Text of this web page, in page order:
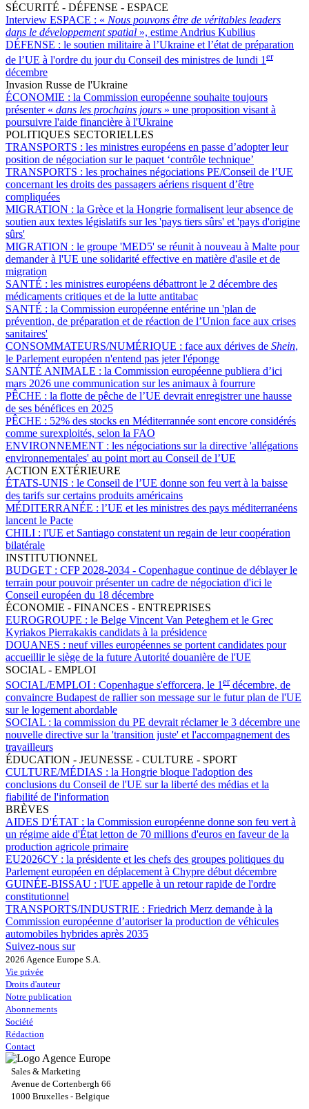
SÉCURITÉ - DÉFENSE - ESPACE
Interview ESPACE : « Nous pouvons être de véritables leaders
dans le développement spatial », estime Andrius Kubilius
DÉFENSE : le soutien militaire à l’Ukraine et l’état de préparation
de l’UE à l'ordre du jour du Conseil des ministres de lundi 1 er
décembre
Invasion Russe de l'Ukraine
ÉCONOMIE : la Commission européenne souhaite toujours
présenter « dans les prochains jours » une proposition visant à
poursuivre l'aide financière à l'Ukraine
POLITIQUES SECTORIELLES
TRANSPORTS : les ministres européens en passe d’adopter leur
position de négociation sur le paquet ‘contrôle technique’
TRANSPORTS : les prochaines négociations PE/Conseil de l’UE
concernant les droits des passagers aériens risquent d’être
compliquées
MIGRATION : la Grèce et la Hongrie formalisent leur absence de
soutien aux textes législatifs sur les 'pays tiers sûrs' et 'pays d'origine
sûrs'
MIGRATION : le groupe 'MED5' se réunit à nouveau à Malte pour
demander à l'UE une solidarité effective en matière d'asile et de
migration
SANTÉ : les ministres européens débattront le 2 décembre des
médicaments critiques et de la lutte antitabac
SANTÉ : la Commission européenne entérine un 'plan de
prévention, de préparation et de réaction de l’Union face aux crises
sanitaires'
CONSOMMATEURS/NUMÉRIQUE : face aux dérives de Shein,
le Parlement européen n'entend pas jeter l'éponge
SANTÉ ANIMALE : la Commission européenne publiera d’ici
mars 2026 une communication sur les animaux à fourrure
PÊCHE : la flotte de pêche de l’UE devrait enregistrer une hausse
de ses bénéfices en 2025
PÊCHE : 52% des stocks en Méditerrannée sont encore considérés
comme surexploités, selon la FAO
ENVIRONNEMENT : les négociations sur la directive 'allégations
environnementales' au point mort au Conseil de l’UE
ACTION EXTÉRIEURE
ÉTATS-UNIS : le Conseil de l’UE donne son feu vert à la baisse
des tarifs sur certains produits américains
MÉDITERRANÉE : l’UE et les ministres des pays méditerranéens
lancent le Pacte
CHILI : l'UE et Santiago constatent un regain de leur coopération
bilatérale
INSTITUTIONNEL
BUDGET : CFP 2028-2034 - Copenhague continue de déblayer le
terrain pour pouvoir présenter un cadre de négociation d'ici le
Conseil européen du 18 décembre
ÉCONOMIE - FINANCES - ENTREPRISES
EUROGROUPE : le Belge Vincent Van Peteghem et le Grec
Kyriakos Pierrakakis candidats à la présidence
DOUANES : neuf villes européennes se portent candidates pour
accueillir le siège de la future Autorité douanière de l'UE
SOCIAL - EMPLOI
SOCIAL/EMPLOI : Copenhague s'efforcera, le 1erdécembre, de
convaincre Budapest de rallier son message sur le futur plan de l'UE
sur le logement abordable
SOCIAL : la commission du PE devrait réclamer le 3 décembre une
nouvelle directive sur la 'transition juste' et l'accompagnement des
travailleurs
ÉDUCATION - JEUNESSE - CULTURE - SPORT
CULTURE/MÉDIAS : la Hongrie bloque l'adoption des
conclusions du Conseil de l'UE sur la liberté des médias et la
fiabilité de l'information
BRÈVES
AIDES D'ÉTAT : la Commission européenne donne son feu vert à
un régime aide d'État letton de 70 millions d'euros en faveur de la
production agricole primaire
EU2026CY : la présidente et les chefs des groupes politiques du
Parlement européen en déplacement à Chypre début décembre
GUINÉE-BISSAU : l'UE appelle à un retour rapide de l'ordre
constitutionnel
TRANSPORTS/INDUSTRIE : Friedrich Merz demande à la
Commission européenne d’autoriser la production de véhicules
automobiles hybrides après 2035
Suivez-nous sur
2026 Agence Europe S.A.
Vie privée
Droits d'auteur
Notre publication
Abonnements
Société
Rédaction
Contact
Sales & Marketing
Avenue de Cortenbergh 66
1000 Bruxelles - Belgique